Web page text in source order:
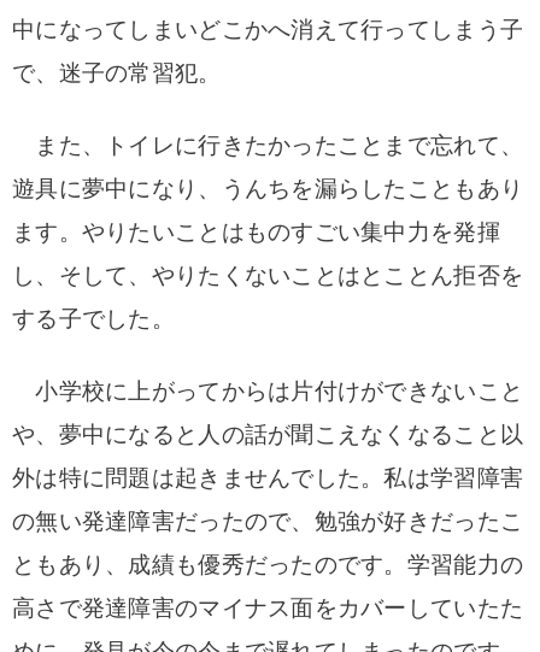
中になってしまいどこかへ消えて行ってしまう子
で、迷子の常習犯。
また、トイレに行きたかったことまで忘れて、
遊具に夢中になり、うんちを漏らしたこともあり
ます。やりたいことはものすごい集中力を発揮
し、そして、やりたくないことはとことん拒否を
する子でした。
小学校に上がってからは片付けができないこと
や、夢中になると人の話が聞こえなくなること以
外は特に問題は起きませんでした。私は学習障害
の無い発達障害だったので、勉強が好きだったこ
ともあり、成績も優秀だったのです。学習能力の
高さで発達障害のマイナス面をカバーしていたた